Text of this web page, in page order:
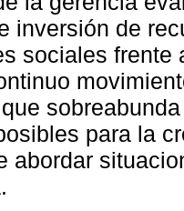
inversión de
sociales frente
para la
abordar